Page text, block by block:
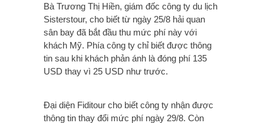
Bà Trương Thị Hiền, giám đốc công ty du lịch
Sisterstour, cho biết từ ngày 25/8 hải quan
sân bay đã bắt đầu thu mức phí này với
khách Mỹ. Phía công ty chỉ biết được thông
tin sau khi khách phản ánh là đóng phí 135
USD thay vì 25 USD như trước.
Đại diện Fiditour cho biết công ty nhận được
thông tin thay đổi mức phí ngày 29/8. Còn